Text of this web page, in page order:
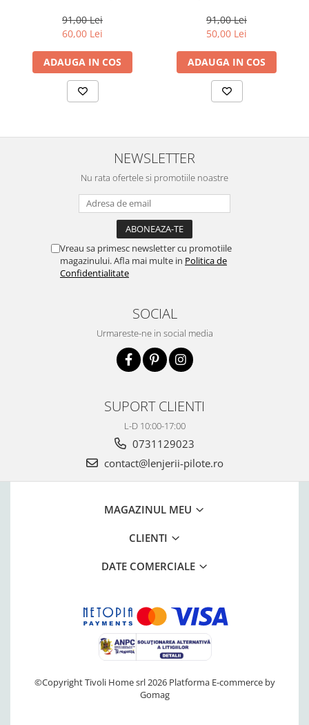
91,00 Lei
60,00 Lei
ADAUGA IN COS
91,00 Lei
50,00 Lei
ADAUGA IN COS
NEWSLETTER
Nu rata ofertele si promotiile noastre
Vreau sa primesc newsletter cu promotiile
magazinului. Afla mai multe in Politica de
Confidentialitate
SOCIAL
Urmareste-ne in social media
SUPORT CLIENTI
L-D 10:00-17:00
0731129023
contact@lenjerii-pilote.ro
MAGAZINUL MEU
CLIENTI
DATE COMERCIALE
©Copyright Tivoli Home srl 2026 Platforma E-commerce by
Gomag